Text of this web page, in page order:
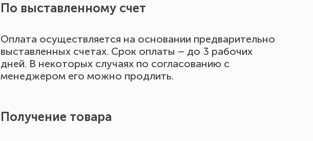
По выставленному счет
Оплата осуществляется на основании предварительно
выставленных счетах. Срок оплаты – до 3 рабочих
дней. В некоторых случаях по согласованию с
менеджером его можно продлить.
Получение товара